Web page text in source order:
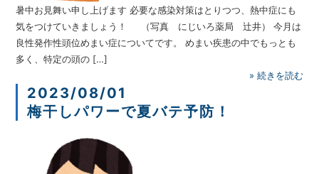
暑中お見舞い申し上げます 必要な感染対策はとりつつ、熱中症にも
気をつけていきましょう！ （写真 にじいろ薬局 辻井） 今月は
良性発作性頭位めまい症についてです。 めまい疾患の中でもっとも
多く、特定の頭の […]
» 続きを読む
2023/08/01
梅干しパワーで夏バテ予防！